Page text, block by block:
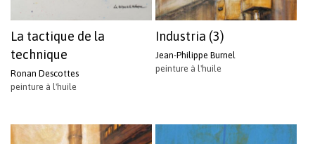
La tactique de la
technique
Ronan Descottes
peinture à l'huile
Industria (3)
Jean-Philippe Burnel
peinture à l'huile